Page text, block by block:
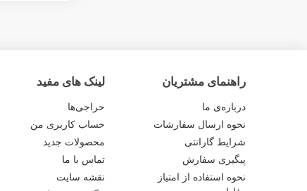
راهنمای مشتریان
درباره‌ی ما
نحوه ارسال سفارشات
شرایط گارانتی
پیگیری سفارش
نحوه استفاده از امتیاز
لینک های مفید
حراجی‌ها
حساب کاربری من
محصولات جدید
تماس با ما
نقشه سایت